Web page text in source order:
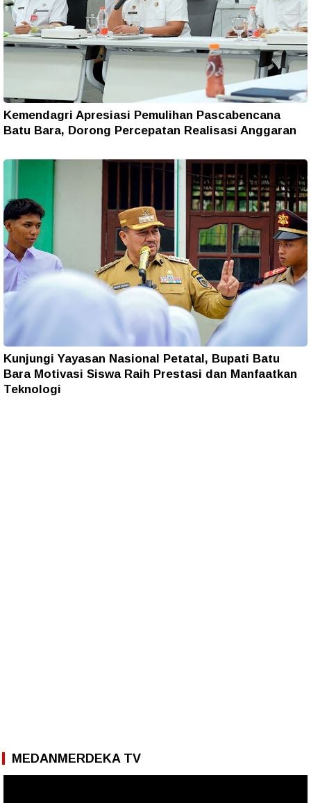
Kemendagri Apresiasi Pemulihan Pascabencana
Batu Bara, Dorong Percepatan Realisasi Anggaran
Kunjungi Yayasan Nasional Petatal, Bupati Batu
Bara Motivasi Siswa Raih Prestasi dan Manfaatkan
Teknologi
MEDANMERDEKA TV